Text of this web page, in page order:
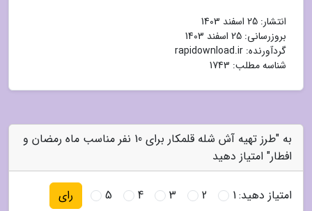
انتشار: 25 اسفند 1403
بروزرسانی: 25 اسفند 1403
گردآورنده: rapidownload.ir
شناسه مطلب: 1743
به "طرز تهیه آش شله قلمکار برای 10 نفر مناسب ماه رمضان و
افطار" امتیاز دهید
امتیاز دهید:1
2
3
4
5 رای